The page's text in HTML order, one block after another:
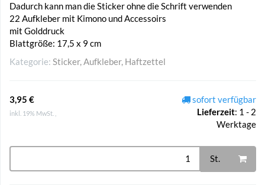
Dadurch kann man die Sticker ohne die Schrift verwenden
22 Aufkleber mit Kimono und Accessoirs
mit Golddruck
Blattgröße: 17,5 x 9 cm
Kategorie: Sticker, Aufkleber, Haftzettel
3,95 €
inkl. 19% MwSt. ,
sofort verfügbar
Lieferzeit: 1 - 2
Werktage
St.